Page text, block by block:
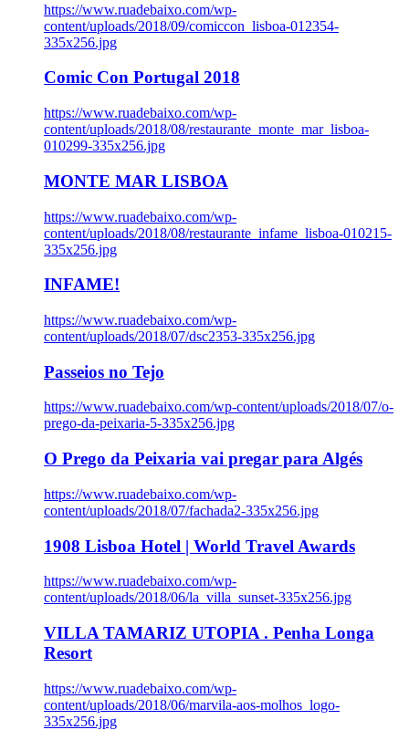
https://www.ruadebaixo.com/wp-
content/uploads/2018/09/comiccon_lisboa-012354-
335x256.jpg
Comic Con Portugal 2018
https://www.ruadebaixo.com/wp-
content/uploads/2018/08/restaurante_monte_mar_lisboa-
010299-335x256.jpg
MONTE MAR LISBOA
https://www.ruadebaixo.com/wp-
content/uploads/2018/08/restaurante_infame_lisboa-010215-
335x256.jpg
INFAME!
https://www.ruadebaixo.com/wp-
content/uploads/2018/07/dsc2353-335x256.jpg
Passeios no Tejo
https://www.ruadebaixo.com/wp-content/uploads/2018/07/o-
prego-da-peixaria-5-335x256.jpg
O Prego da Peixaria vai pregar para Algés
https://www.ruadebaixo.com/wp-
content/uploads/2018/07/fachada2-335x256.jpg
1908 Lisboa Hotel | World Travel Awards
https://www.ruadebaixo.com/wp-
content/uploads/2018/06/la_villa_sunset-335x256.jpg
VILLA TAMARIZ UTOPIA . Penha Longa
Resort
https://www.ruadebaixo.com/wp-
content/uploads/2018/06/marvila-aos-molhos_logo-
335x256.jpg